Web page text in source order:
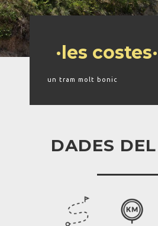
·les costes·
un tram molt bonic
DADES